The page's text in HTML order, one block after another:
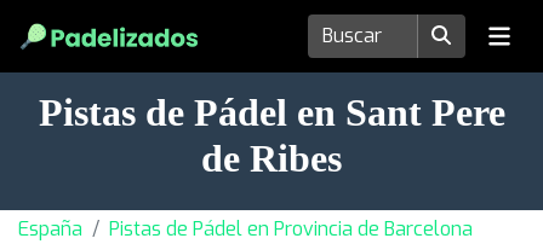
Pistas de Pádel en Sant Pere
de Ribes
España
Pistas de Pádel en Provincia de Barcelona